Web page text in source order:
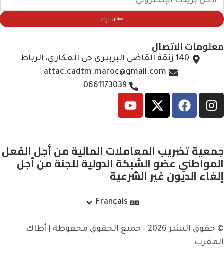
اشترك
معلومات الاتصال
140 زنقة القاضي البريبري حي العكاري، الرباط
attac.cadtm.maroc@gmail.com
0661173039
جمعية تضريب المعاملات المالية من أجل الفعل
المواطني عضو الشبكة الدولية للجنة من أجل
إلغاء الديون غير الشرعية
Français
© حقوق النشر 2026 – جميع الحقوق محفوظة | أطاك
المغرب